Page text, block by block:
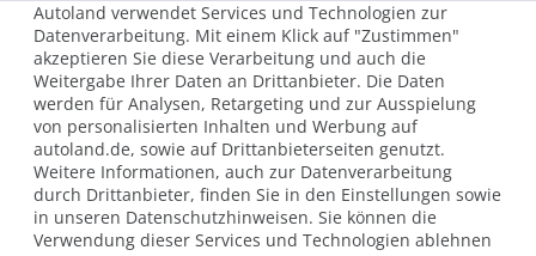
© 2026 AUTOLAND 24 SE & Co. Betriebs KG
Werner-von-Siemens-Str. 2, 06796 Brehna, Deutschland
Beschwerde nach LkSG
Grundsatzerklärung zum LkSG
Autoland verwendet Services und Technologien zur
Datenverarbeitung. Mit einem Klick auf "Zustimmen"
akzeptieren Sie diese Verarbeitung und auch die
Weitergabe Ihrer Daten an Drittanbieter. Die Daten
werden für Analysen, Retargeting und zur Ausspielung
von personalisierten Inhalten und Werbung auf
autoland.de, sowie auf Drittanbieterseiten genutzt.
Weitere Informationen, auch zur Datenverarbeitung
durch Drittanbieter, finden Sie in den Einstellungen sowie
in unseren Datenschutzhinweisen. Sie können die
Verwendung dieser Services und Technologien ablehnen